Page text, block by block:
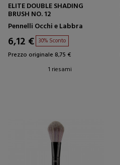
ELITE DOUBLE SHADING
BRUSH NO. 12
Pennelli Occhi e Labbra
6,12 € 30% Sconto
Prezzo originale 8,75 €
1 riesami